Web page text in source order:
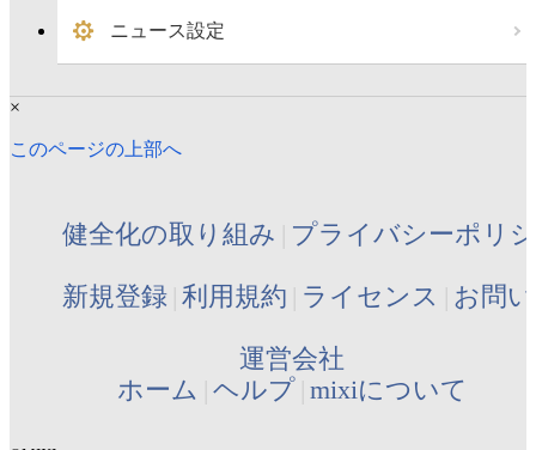
ニュース設定
×
このページの上部へ
健全化の取り組み プライバシーポリ
新規登録 利用規約 ライセンス お問
運営会社
ホーム ヘルプ mixiについて